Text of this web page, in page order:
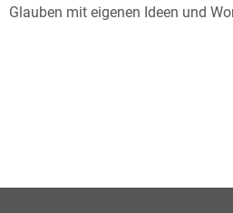
Glauben mit eigenen Ideen und